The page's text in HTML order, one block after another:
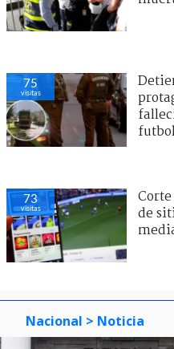
75
visitas
73
visitas
de
Nacional > Noticia